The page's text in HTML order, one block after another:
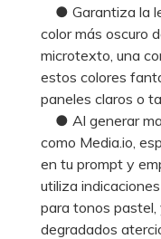
● Garantiza la
color más oscuro
microtexto, una
estos colores
paneles claros o
● Al generar
como Media.io,
en tu prompt y
utiliza
para tonos
degradados